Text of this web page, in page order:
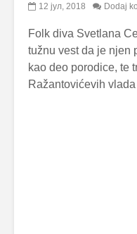
12 јул, 2018 Dodaj
Folk diva Svetlana
tužnu vest da je njen
kao deo porodice, te
Ražantovićevih vlada